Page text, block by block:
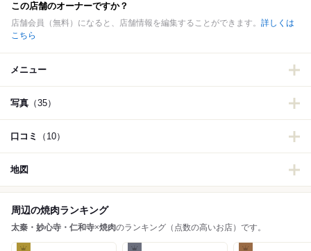
この店舗のオーナーですか？
店舗会員（無料）になると、店舗情報を編集することができます。 詳しくは
こちら
メニュー
写真 （35）
口コミ （10）
地図
周辺の焼肉ランキング
太秦・妙心寺・仁和寺×焼肉のランキング（点数の高いお店）です。